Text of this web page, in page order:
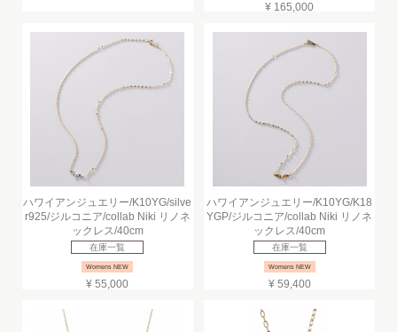
¥ 165,000
ハワイアンジュエリー/K10YG/silve
r925/ジルコニア/collab Niki リノネ
ックレス/40cm
在庫一覧
Womens NEW
¥ 55,000
ハワイアンジュエリー/K10YG/K18
YGP/ジルコニア/collab Niki リノネ
ックレス/40cm
在庫一覧
Womens NEW
¥ 59,400